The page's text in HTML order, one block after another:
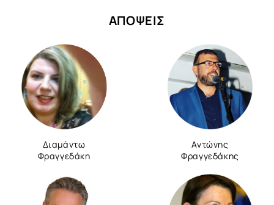
ΑΠΟΨΕΙΣ
Διαμάντω
Φραγγεδάκη
Αντώνης
Φραγγεδάκης